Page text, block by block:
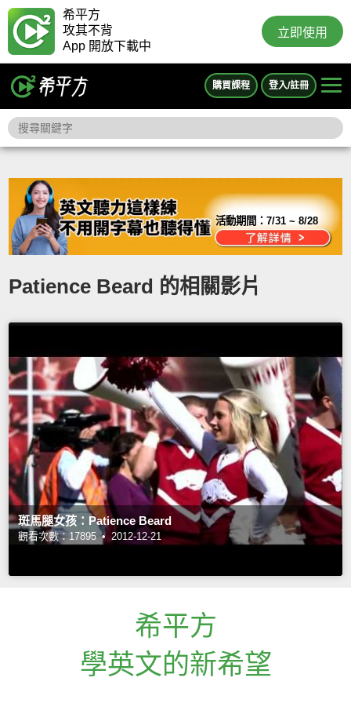
希平方
攻其不背
App 開放下載中
立即使用
購買課程 登入/註冊
活動期間：7/31 ~ 8/28
Patience Beard 的相關影片
斑馬腿女孩：Patience Beard
觀看次數：17895 • 2012-12-21
希平方
學英文的新希望